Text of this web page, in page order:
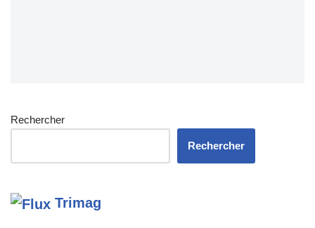
Rechercher
Rechercher
Trimag